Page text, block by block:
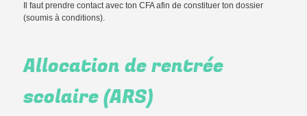
Il faut prendre contact avec ton CFA afin de constituer ton dossier
(soumis à conditions).
Allocation de rentrée
scolaire (ARS)